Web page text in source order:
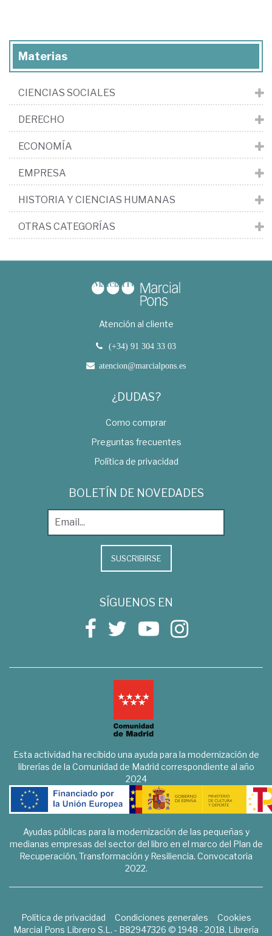
Materias
CIENCIAS SOCIALES
DERECHO
ECONOMÍA
EMPRESA
HISTORIA Y CIENCIAS HUMANAS
OTRAS CATEGORÍAS
Atención al cliente
(+34) 91 304 33 03
atencion@marcialpons.es
¿DUDAS?
Como comprar
Preguntas frecuentes
Política de privacidad
BOLETÍN DE NOVEDADES
SUSCRIBIRSE
SÍGUENOS EN
Esta actividad ha recibido una ayuda para la modernización de
librerías de la Comunidad de Madrid correspondiente al año
2024
Ayudas públicas para la modernización de las pequeñas y
medianas empresas del sector del libro en el marco del Plan de
Recuperación, Transformación y Resiliencia. Convocatoria
2022.
Política de privacidad Condiciones generales
Cookies
Marcial Pons Librero S.L. - B82947326 © 1948 - 2018. Librería